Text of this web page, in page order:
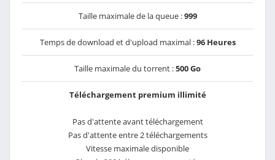
Taille maximale de la queue :999
Temps de download et d'upload maximal :96 Heures
Taille maximale du torrent :500 Go
Téléchargement premium illimité
Pas d'attente avant téléchargement
Pas d'attente entre 2 téléchargements
Vitesse maximale disponible